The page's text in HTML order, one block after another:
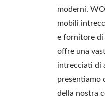
moderni.
mobili
e fornitore di
offre una
intrecciati di
presentiamo
della nostra